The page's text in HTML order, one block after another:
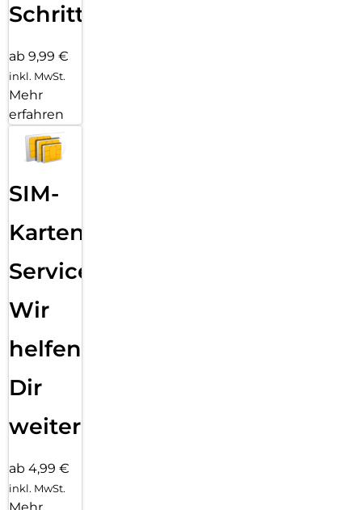
Schritten
ab 9,99 €
inkl. MwSt.
Mehr
erfahren
SIM-
Karten
Service:
Wir
helfen
Dir
weiter
ab 4,99 €
inkl. MwSt.